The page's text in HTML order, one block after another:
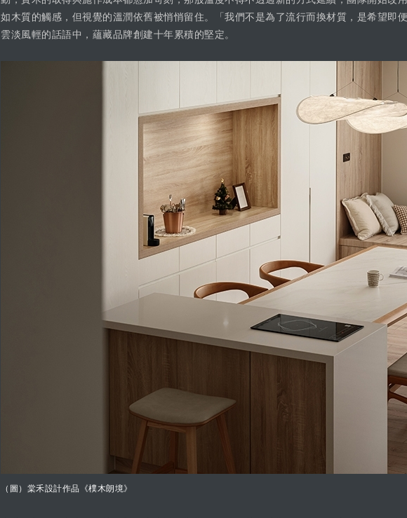
如木質的觸感，但視覺的溫潤依舊被悄悄留住。「我們不是為了流行而換材質，是希望即
雲淡風輕的話語中，蘊藏品牌創建十年累積的堅定。
（圖）棠禾設計作品《樸木朗境》